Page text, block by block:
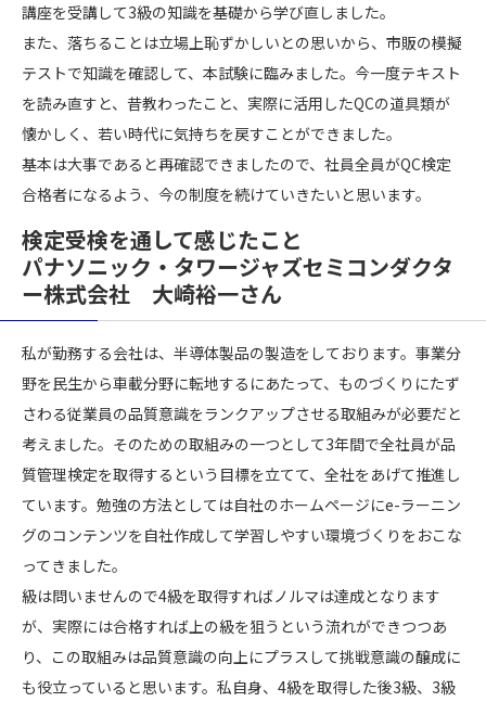
講座を受講して3級の知識を基礎から学び直しました。
また、落ちることは立場上恥ずかしいとの思いから、市販の模擬
テストで知識を確認して、本試験に臨みました。今一度テキスト
を読み直すと、昔教わったこと、実際に活用したQCの道具類が
懐かしく、若い時代に気持ちを戻すことができました。
基本は大事であると再確認できましたので、社員全員がQC検定
合格者になるよう、今の制度を続けていきたいと思います。
検定受検を通して感じたこと
パナソニック・タワージャズセミコンダクタ
ー株式会社 大崎裕一さん
私が勤務する会社は、半導体製品の製造をしております。事業分
野を民生から車載分野に転地するにあたって、ものづくりにたず
さわる従業員の品質意識をランクアップさせる取組みが必要だと
考えました。そのための取組みの一つとして3年間で全社員が品
質管理検定を取得するという目標を立てて、全社をあげて推進し
ています。勉強の方法としては自社のホームページにe-ラーニン
グのコンテンツを自社作成して学習しやすい環境づくりをおこな
ってきました。
級は問いませんので4級を取得すればノルマは達成となります
が、実際には合格すれば上の級を狙うという流れができつつあ
り、この取組みは品質意識の向上にプラスして挑戦意識の醸成に
も役立っていると思います。私自身、4級を取得した後3級、3級